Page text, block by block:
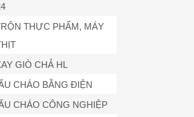
THỰC PHẨM, MÁY
GIÒ CHẢ HL
CHÁO BẰNG ĐIỆN
CHÁO CÔNG NGHIỆP